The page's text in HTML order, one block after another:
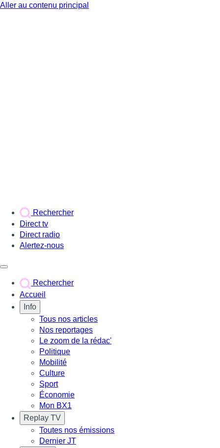
Aller au contenu principal
Rechercher
Direct tv
Direct radio
Alertez-nous
Rechercher
Accueil
Info
Tous nos articles
Nos reportages
Le zoom de la rédac'
Politique
Mobilité
Culture
Sport
Économie
Mon BX1
Replay TV
Toutes nos émissions
Dernier JT